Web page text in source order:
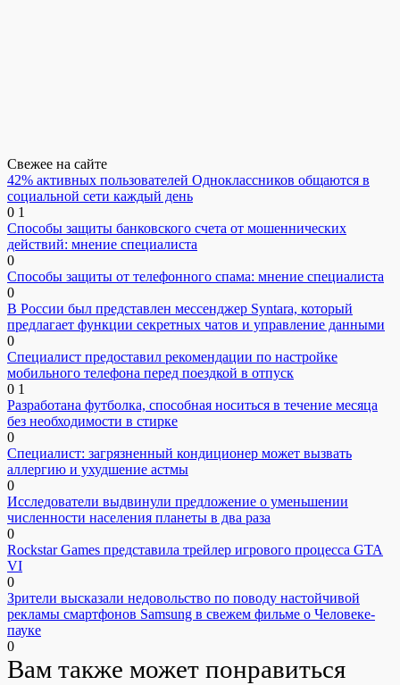
Свежее на сайте
42% активных пользователей Одноклассников общаются в
социальной сети каждый день
0 1
Способы защиты банковского счета от мошеннических
действий: мнение специалиста
0
Способы защиты от телефонного спама: мнение специалиста
0
В России был представлен мессенджер Syntara, который
предлагает функции секретных чатов и управление данными
0
Специалист предоставил рекомендации по настройке
мобильного телефона перед поездкой в отпуск
0 1
Разработана футболка, способная носиться в течение месяца
без необходимости в стирке
0
Специалист: загрязненный кондиционер может вызвать
аллергию и ухудшение астмы
0
Исследователи выдвинули предложение о уменьшении
численности населения планеты в два раза
0
Rockstar Games представила трейлер игрового процесса GTA
VI
0
Зрители высказали недовольство по поводу настойчивой
рекламы смартфонов Samsung в свежем фильме о Человеке-
пауке
0
Вам также может понравиться